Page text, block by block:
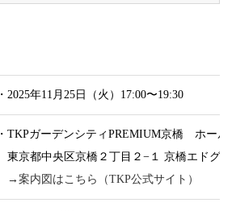
・2025年11月25日（火）17:00〜19:30
・TKPガーデンシティPREMIUM京橋 ホール
東京都中央区京橋２丁目２−１ 京橋エドグラ
→案内図はこちら（TKP公式サイト）